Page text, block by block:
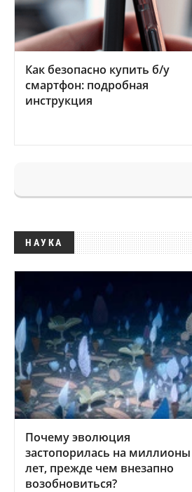
Как безопасно купить б/у
смартфон: подробная
инструкция
НАУКА
Почему эволюция
застопорилась на миллионы
лет, прежде чем внезапно
возобновиться?